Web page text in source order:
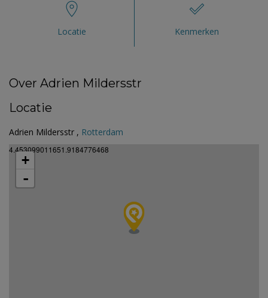
Locatie Kenmerken
Over Adrien Mildersstr
Locatie
Adrien Mildersstr , Rotterdam
4.453099011651.9184776468
+
-